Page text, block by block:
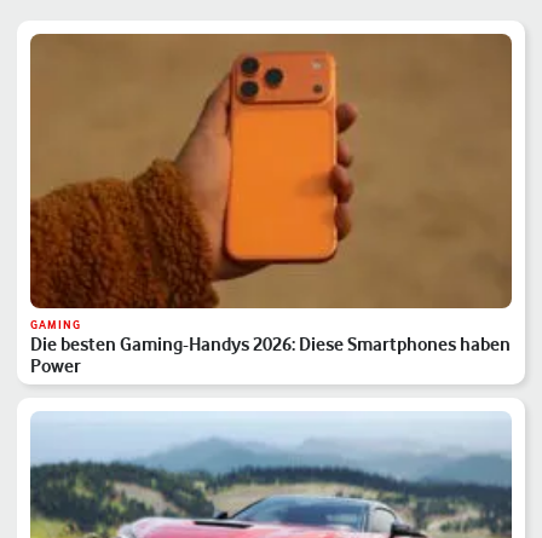
GAMING
Die besten Gaming-Handys 2026: Diese Smartphones haben
Power